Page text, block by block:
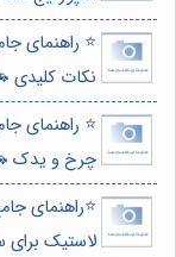
⭐️ راهنمای
نکات کلیدی
⭐️ راهنمای
چرخ و یدک
⭐️راهنمای
لاستیک برای